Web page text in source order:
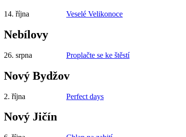
14. října Veselé Velikonoce
Nebílovy
26. srpna Proplačte se ke štěstí
Nový Bydžov
2. října Perfect days
Nový Jičín